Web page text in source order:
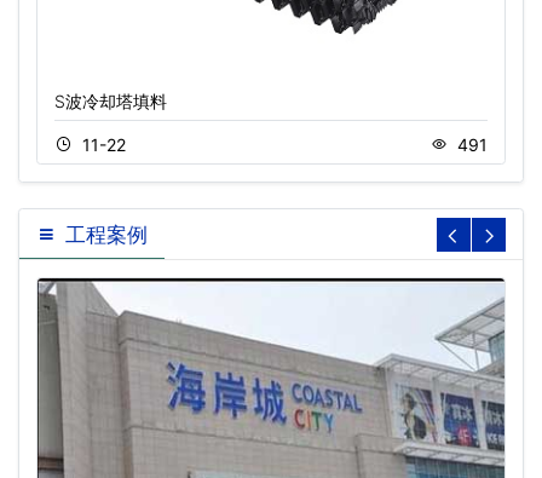
S波冷却塔填料
11-22 491
工程案例